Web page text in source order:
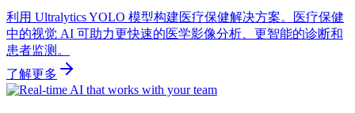
利用 Ultralytics YOLO 模型构建医疗保健解决方案。医疗保健
中的视觉 AI 可助力更快速的医学影像分析、更智能的诊断和
患者监测。
了解更多